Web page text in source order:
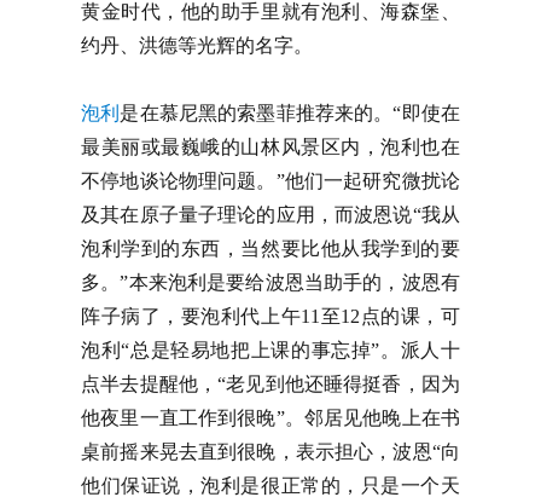
黄金时代，他的助手里就有泡利、海森堡、
约丹、洪德等光辉的名字。
泡利 是在慕尼黑的索墨菲推荐来的。“即使在
最美丽或最巍峨的山林风景区内，泡利也在
不停地谈论物理问题。”他们一起研究微扰论
及其在原子量子理论的应用，而波恩说“我从
泡利学到的东西，当然要比他从我学到的要
多。”本来泡利是要给波恩当助手的，波恩有
阵子病了，要泡利代上午11至12点的课，可
泡利“总是轻易地把上课的事忘掉”。派人十
点半去提醒他，“老见到他还睡得挺香，因为
他夜里一直工作到很晚”。邻居见他晚上在书
桌前摇来晃去直到很晚，表示担心，波恩“向
他们保证说，泡利是很正常的，只是一个天